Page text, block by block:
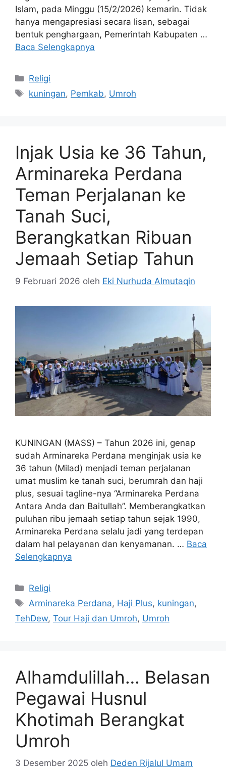
Islam, pada Minggu (15/2/2026) kemarin. Tidak
hanya mengapresiasi secara lisan, sebagai
bentuk penghargaan, Pemerintah Kabupaten …
Baca Selengkapnya
Kategori
Religi
Tag
kuningan, Pemkab, Umroh
Injak Usia ke 36 Tahun,
Arminareka Perdana
Teman Perjalanan ke
Tanah Suci,
Berangkatkan Ribuan
Jemaah Setiap Tahun
9 Februari 2026 oleh Eki Nurhuda Almutaqin
KUNINGAN (MASS) – Tahun 2026 ini, genap
sudah Arminareka Perdana menginjak usia ke
36 tahun (Milad) menjadi teman perjalanan
umat muslim ke tanah suci, berumrah dan haji
plus, sesuai tagline-nya “Arminareka Perdana
Antara Anda dan Baitullah”. Memberangkatkan
puluhan ribu jemaah setiap tahun sejak 1990,
Arminareka Perdana selalu jadi yang terdepan
dalam hal pelayanan dan kenyamanan. … Baca
Selengkapnya
Kategori
Religi
Tag
Arminareka Perdana, Haji Plus, kuningan,
TehDew, Tour Haji dan Umroh, Umroh
Alhamdulillah… Belasan
Pegawai Husnul
Khotimah Berangkat
Umroh
3 Desember 2025 oleh Deden Rijalul Umam